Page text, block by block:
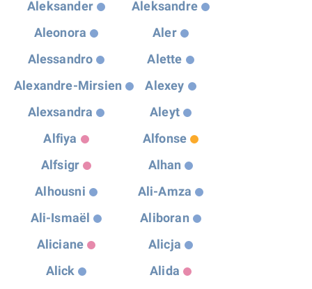
Aleksander
Aleksandre
Aleonora
Aler
Alessandro
Alette
Alexandre-Mirsien
Alexey
Alexsandra
Aleyt
Alfiya
Alfonse
Alfsigr
Alhan
Alhousni
Ali-Amza
Ali-Ismaël
Aliboran
Aliciane
Alicja
Alick
Alida